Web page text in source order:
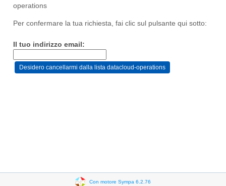
operations
Per confermare la tua richiesta, fai clic sul pulsante qui sotto:
Il tuo indirizzo email:
Con motore Sympa 6.2.76